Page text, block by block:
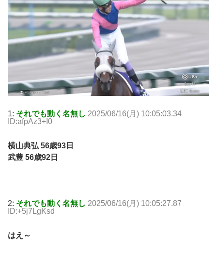
1: それでも動く名無し 2025/06/16(月) 10:05:03.34
ID:afpAz3+I0
横山典弘 56歳93日
武豊 56歳92日
2: それでも動く名無し 2025/06/16(月) 10:05:27.87
ID:+5j7LgKsd
はえ～